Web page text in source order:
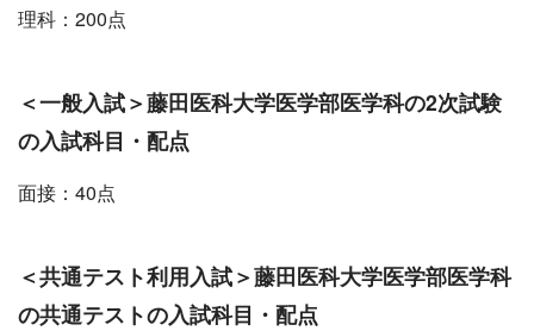
理科：200点
＜一般入試＞藤田医科大学医学部医学科の2次試験
の入試科目・配点
面接：40点
＜共通テスト利用入試＞藤田医科大学医学部医学科
の共通テストの入試科目・配点